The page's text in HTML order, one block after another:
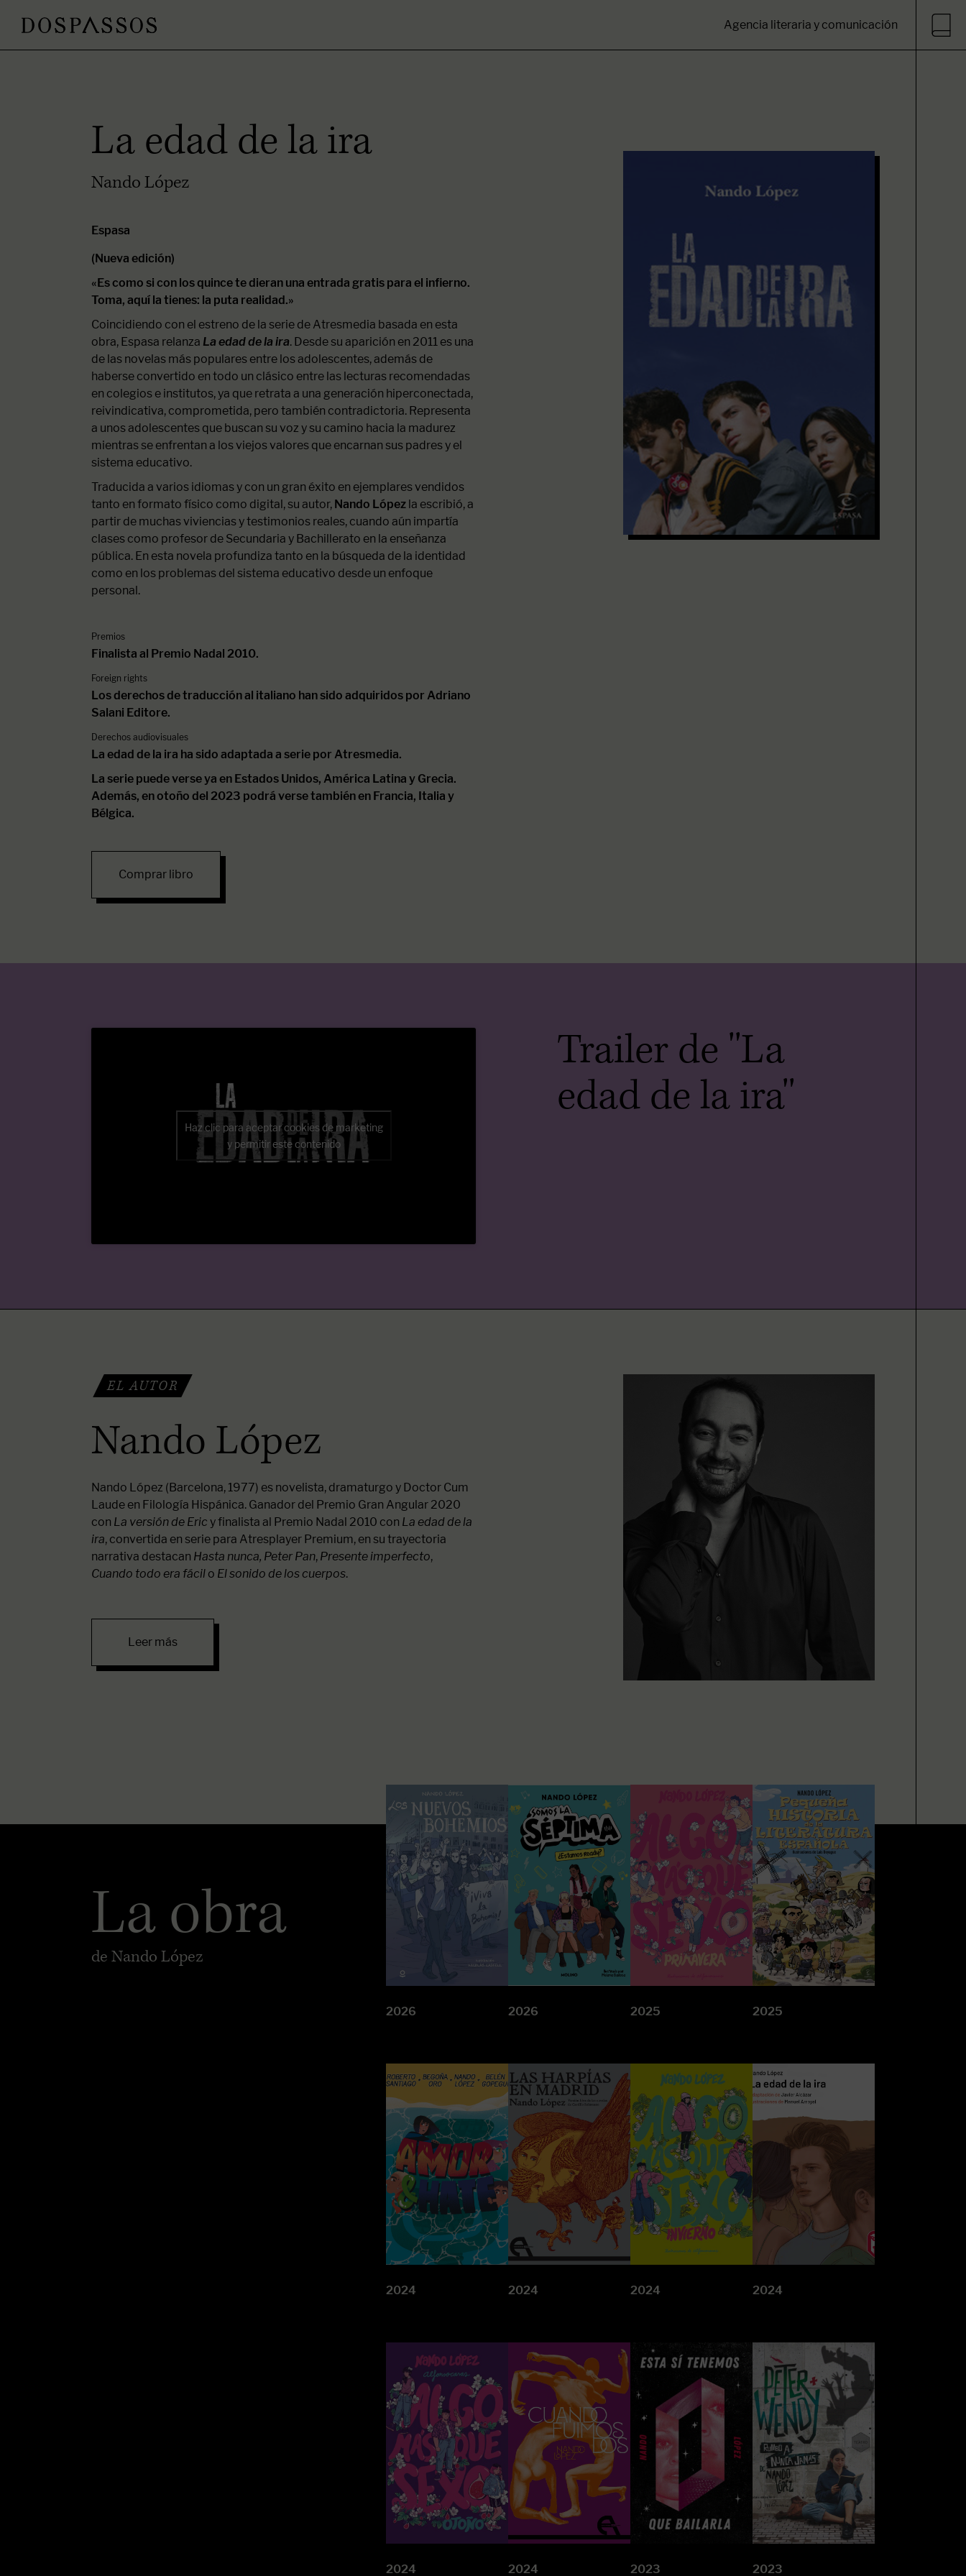
Agencia literaria y comunicación
La edad de la ira
Nando López
Espasa
(Nueva edición)
«Es como si con los quince te dieran una entrada gratis para el infierno.
Toma, aquí la tienes: la puta realidad.»
Coincidiendo con el estreno de la serie de Atresmedia basada en esta
obra, Espasa relanza La edad de la ira. Desde su aparición en 2011 es una
de las novelas más populares entre los adolescentes, además de
haberse convertido en todo un clásico entre las lecturas recomendadas
en colegios e institutos, ya que retrata a una generación hiperconectada,
reivindicativa, comprometida, pero también contradictoria. Representa
a unos adolescentes que buscan su voz y su camino hacia la madurez
mientras se enfrentan a los viejos valores que encarnan sus padres y el
sistema educativo.
Traducida a varios idiomas y con un gran éxito en ejemplares vendidos
tanto en formato físico como digital, su autor, Nando López la escribió, a
partir de muchas viviencias y testimonios reales, cuando aún impartía
clases como profesor de Secundaria y Bachillerato en la enseñanza
pública. En esta novela profundiza tanto en la búsqueda de la identidad
como en los problemas del sistema educativo desde un enfoque
personal.
Premios
Finalista al Premio Nadal 2010.
Foreign rights
Los derechos de traducción al italiano han sido adquiridos por Adriano
Salani Editore.
Derechos audiovisuales
La edad de la ira ha sido adaptada a serie por Atresmedia.
La serie puede verse ya en Estados Unidos, América Latina y Grecia.
Además, en otoño del 2023 podrá verse también en Francia, Italia y
Bélgica.
Comprar libro
Haz clic para aceptar cookies de marketing
y permitir este contenido
Trailer de ''La
edad de la ira''
EL AUTOR
Nando López
Nando López (Barcelona, 1977) es novelista, dramaturgo y Doctor Cum
Laude en Filología Hispánica. Ganador del Premio Gran Angular 2020
con La versión de Eric y finalista al Premio Nadal 2010 con La edad de la
ira, convertida en serie para Atresplayer Premium, en su trayectoria
narrativa destacan Hasta nunca, Peter Pan, Presente imperfecto,
Cuando todo era fácil o El sonido de los cuerpos.
Leer más
La obra
de Nando López
2026 2026 2025 2025
2024 2024 2024 2024
2024 2024 2023 2023